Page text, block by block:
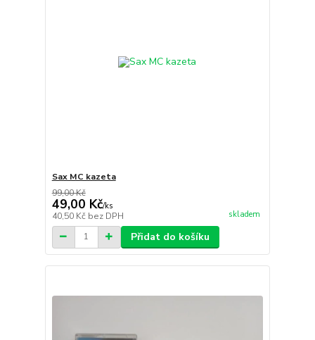
Sax MC kazeta
99,00 Kč
49,00 Kč/ks
40,50 Kč bez DPH skladem
Přidat do košíku